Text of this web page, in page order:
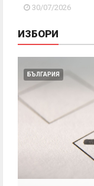
30/07/2026
ИЗБОРИ
БЪЛГАРИЯ